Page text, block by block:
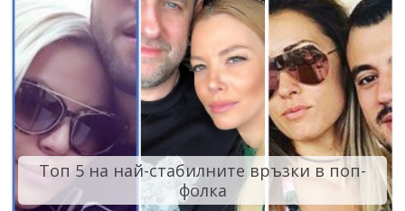
Топ 5 на най-стабилните връзки в поп-
фолка